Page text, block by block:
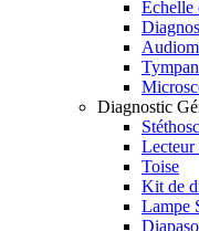
Echelle
Diagnostic
Lecteur
Toise
Kit de
Lampe